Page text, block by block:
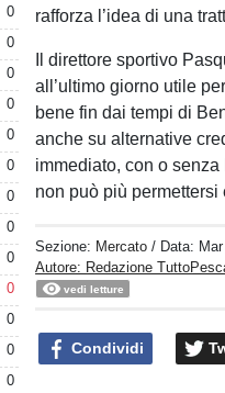
0
0
0
0
0
0
0
0
0
0
0
0
0
rafforza l’idea di una
Il direttore sportivo
all’ultimo giorno utile
bene fin dai tempi di
anche su alternative
immediato, con o
non può più permettersi
Sezione: Mercato / Data:
Autore: Redazione
vedi letture
Condividi